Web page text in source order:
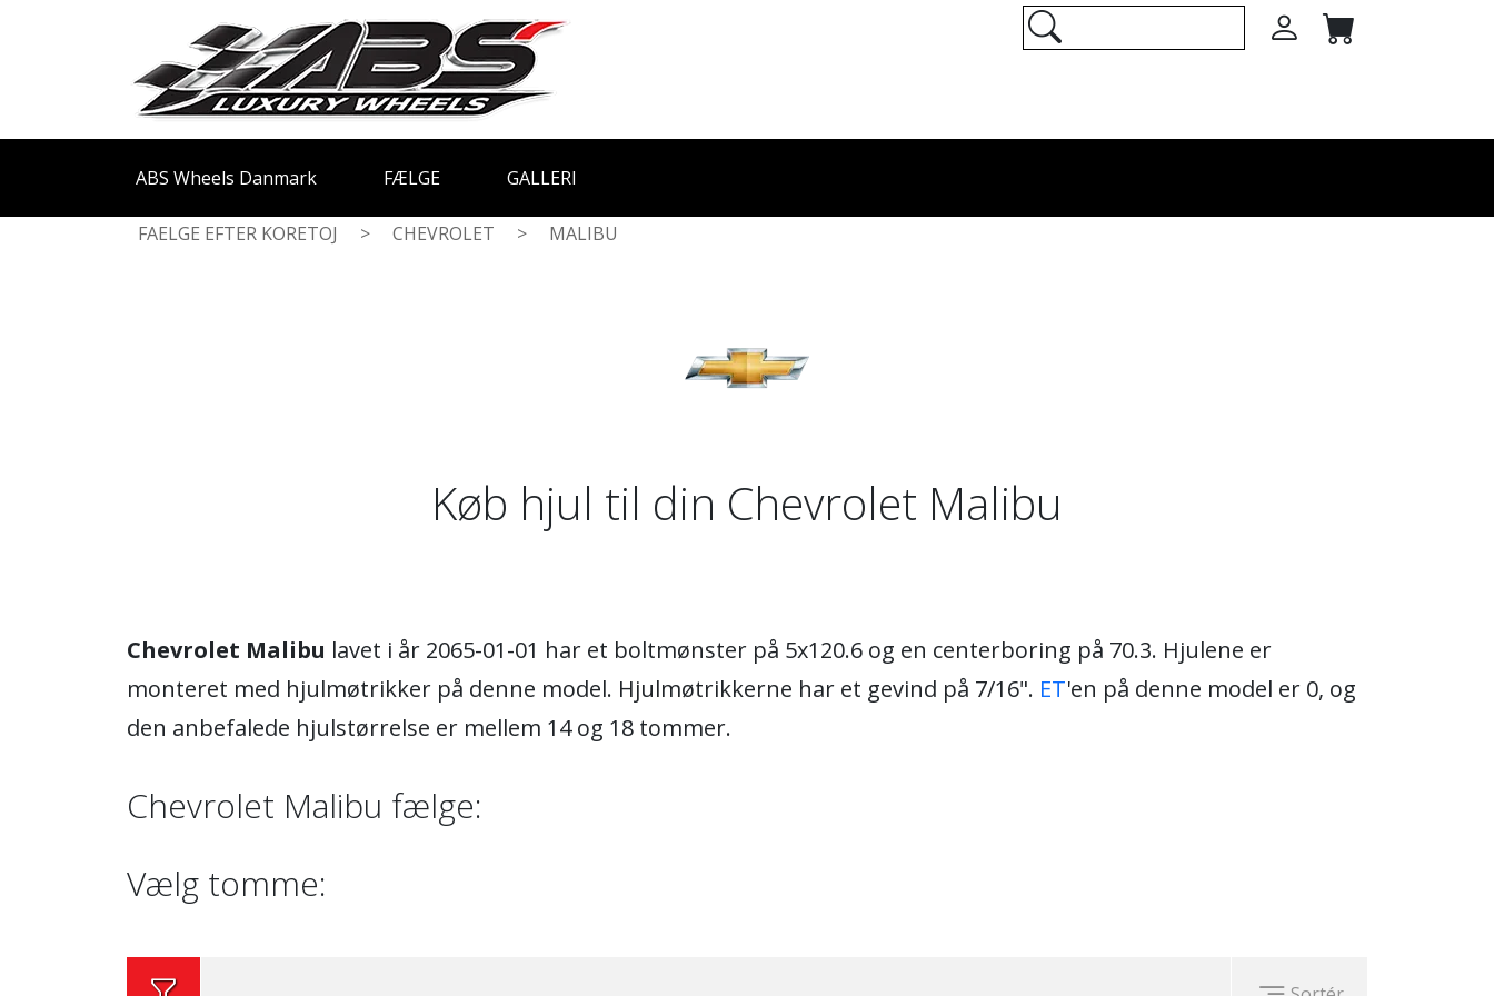
ABS Wheels Danmark FÆLGE GALLERI
FAELGE EFTER KORETOJ > CHEVROLET > MALIBU
Køb hjul til din Chevrolet Malibu
Chevrolet Malibu lavet i år 2065-01-01 har et boltmønster på 5x120.6 og en centerboring på 70.3. Hjulene er
monteret med hjulmøtrikker på denne model. Hjulmøtrikkerne har et gevind på 7/16". ET'en på denne model er 0, og
den anbefalede hjulstørrelse er mellem 14 og 18 tommer.
Chevrolet Malibu fælge:
Vælg tomme: